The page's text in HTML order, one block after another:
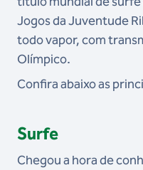
Jogos da Juventude
todo vapor, com
Olímpico.
Confira abaixo as
Surfe
Chegou a hora de